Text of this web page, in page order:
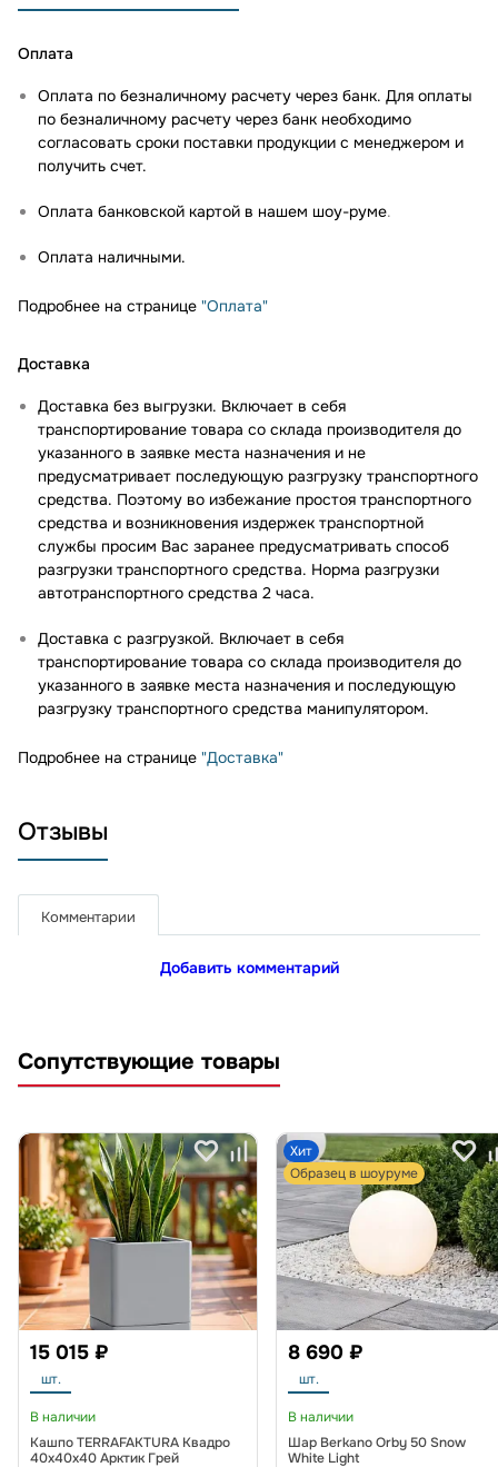
Оплата
Оплата по безналичному расчету через банк. Для оплаты
по безналичному расчету через банк необходимо
согласовать сроки поставки продукции с менеджером и
получить счет.
Оплата банковской картой в нашем шоу-руме.
Оплата наличными.
Подробнее на странице "Оплата"
Доставка
Доставка без выгрузки. Включает в себя
транспортирование товара со склада производителя до
указанного в заявке места назначения и не
предусматривает последующую разгрузку транспортного
средства. Поэтому во избежание простоя транспортного
средства и возникновения издержек транспортной
службы просим Вас заранее предусматривать способ
разгрузки транспортного средства. Норма разгрузки
автотранспортного средства 2 часа.
Доставка с разгрузкой. Включает в себя
транспортирование товара со склада производителя до
указанного в заявке места назначения и последующую
разгрузку транспортного средства манипулятором.
Подробнее на странице "Доставка"
Отзывы
Комментарии
Добавить комментарий
Сопутствующие товары
15 015 ₽
шт.
В наличии
Кашпо TERRAFAKTURA Квадро
40x40x40 Арктик Грей
Хит
Образец в шоуруме
8 690 ₽
шт.
В наличии
Шар Berkano Orby 50 Snow
White Light